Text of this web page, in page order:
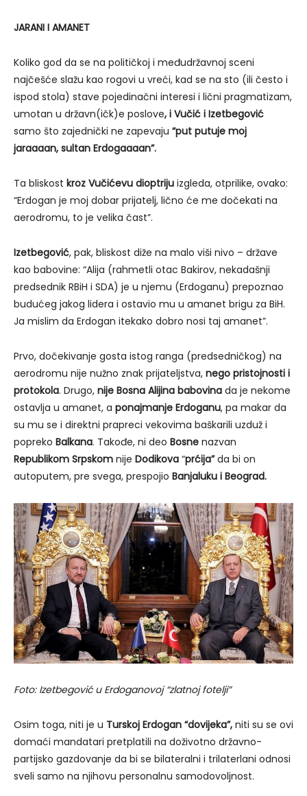
JARANI I AMANET
Koliko god da se na političkoj i međudržavnoj sceni
najčešće slažu kao rogovi u vreći, kad se na sto (ili često i
ispod stola) stave pojedinačni interesi i lični pragmatizam,
umotan u državn(ičk)e poslove, i Vučić i Izetbegović
samo što zajednički ne zapevaju “put putuje moj
jaraaaan, sultan Erdogaaaan”.
Ta bliskost kroz Vučićevu dioptriju izgleda, otprilike, ovako:
“Erdogan je moj dobar prijatelj, lično će me dočekati na
aerodromu, to je velika čast”.
Izetbegović, pak, bliskost diže na malo viši nivo – države
kao babovine: “Alija (rahmetli otac Bakirov, nekadašnji
predsednik RBiH i SDA) je u njemu (Erdoganu) prepoznao
budućeg jakog lidera i ostavio mu u amanet brigu za BiH.
Ja mislim da Erdogan itekako dobro nosi taj amanet”.
Prvo, dočekivanje gosta istog ranga (predsedničkog) na
aerodromu nije nužno znak prijateljstva, nego pristojnosti i
protokola. Drugo, nije Bosna Alijina babovina da je nekome
ostavlja u amanet, a ponajmanje Erdoganu, pa makar da
su mu se i direktni prapreci vekovima baškarili uzduž i
popreko Balkana. Takođe, ni deo Bosne nazvan
Republikom Srpskom nije Dodikova “prćija”da bi on
autoputem, pre svega, prespojio Banjaluku i Beograd.
Foto: Izetbegović u Erdoganovoj “zlatnoj fotelji”
Osim toga, niti je u Turskoj Erdogan “dovijeka”, niti su se ovi
domaći mandatari pretplatili na doživotno državno-
partijsko gazdovanje da bi se bilateralni i trilaterlani odnosi
sveli samo na njihovu personalnu samodovoljnost.